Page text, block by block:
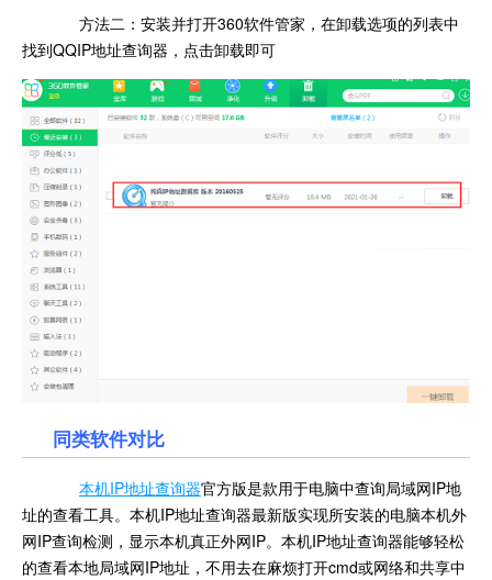
方法二：安装并打开360软件管家，在卸载选项的列表中
找到QQIP地址查询器，点击卸载即可
同类软件对比
本机IP地址查询器官方版是款用于电脑中查询局域网IP地
址的查看工具。本机IP地址查询器最新版实现所安装的电脑本机外
网IP查询检测，显示本机真正外网IP。本机IP地址查询器能够轻松
的查看本地局域网IP地址，不用去在麻烦打开cmd或网络和共享中